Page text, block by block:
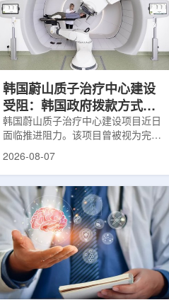
索，系统梳理了针对前列腺癌靶点
PSMA的核药相关研究进展：一是F-
18标记PSMA靶向PET显像剂的分子
设计与临床优势;二是通过理性优化
分子结构，大幅提高Lu-177标记治
韩国蔚山质子治疗中心建设
受阻：韩国政府拨款方式调
整影响项目推进
韩国蔚山质子治疗中心建设项目近日
面临推进阻力。该项目曾被视为完善
韩国东南部区域癌症治疗体系的关键
的难度明显上升。据蔚山市8月6日
消息，蔚山市已于去年3月完成质子
治疗中心建设可行性研究及基本规划
制定服务，并开始争取国家拨款。不
过，韩国保健福祉部回复称，难以单
独为蔚山市提供大型项目资金。此
前，蔚山市曾计划通过建设质子治疗
中心，构建癌症患者可在区域内完成
2026-08-07